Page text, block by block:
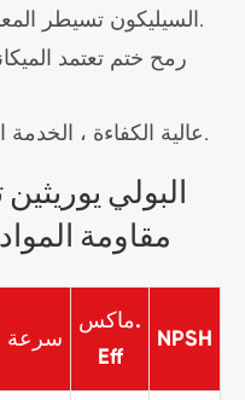
اقتران ، VFD ، السيليكون تسيطر المعدل التحكم ، الخ.
9. عالية الكفاءة ، الخدمة الطويلة الحياة و صيانة مريحة.
مقاومة
سرعة
ماكس.
Eff
NPSH